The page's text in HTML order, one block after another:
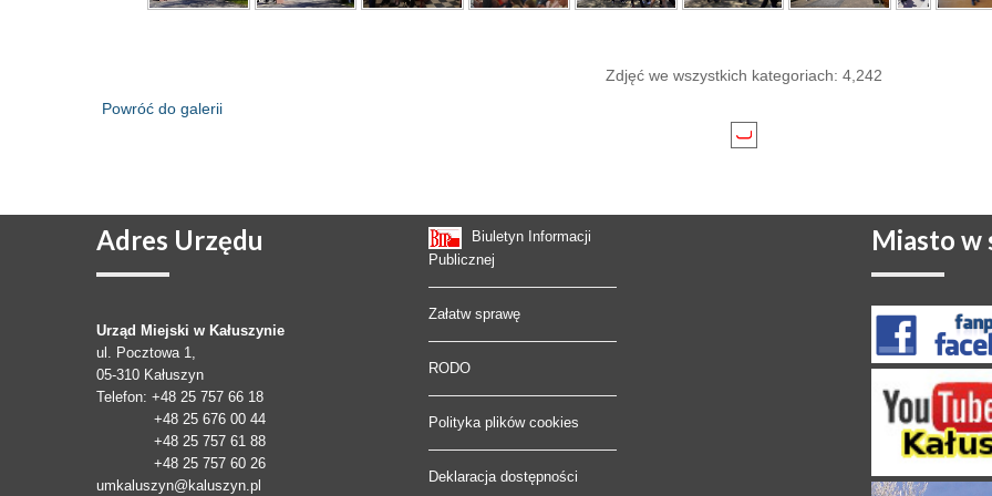
Zdjęć we wszystkich kategoriach: 4,242
Powróć do galerii
Adres Urzędu
Urząd Miejski w Kałuszynie
ul. Pocztowa 1,
05-310 Kałuszyn
Telefon: +48 25 757 66 18
+48 25 676 00 44
+48 25 757 61 88
+48 25 757 60 26
umkaluszyn@kaluszyn.pl
Biuletyn Informacji
Publicznej
Załatw sprawę
RODO
Polityka plików cookies
Deklaracja dostępności
Miasto w